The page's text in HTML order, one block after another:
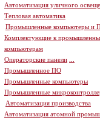
Автоматизация уличного
Тепловая автоматика
Промышленные компьютеры и
Комплектующие к
компьютерам
Операторские панели
Промышленное ПО
Промышленные компьютеры
Промышленные
Автоматизация производства
Автоматизация атомной